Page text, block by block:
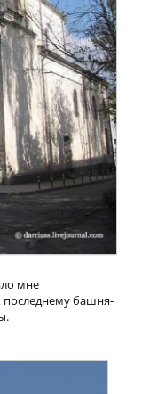
мне
последнему башня-